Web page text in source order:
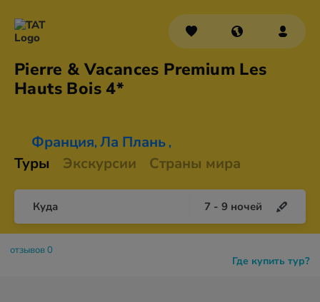
Pierre & Vacances Premium Les
Hauts Bois 4*
Франция, Ла Плань ,
Туры Экскурсии Страны мира
Куда 7 - 9 ночей
Где купить тур?
отзывов 0